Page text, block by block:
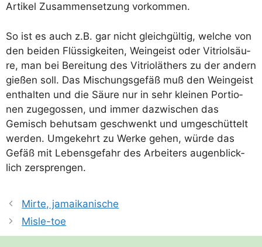
Arti­kel Zusam­men­set­zung vorkommen.
So ist es auch z.B. gar nicht gleich­gül­tig, wel­che von
den bei­den Flüs­sig­kei­ten, Wein­geist oder Vitri­ol­säu­
re, man bei Berei­tung des Vitriol­äthers zu der andern
gie­ßen soll. Das Mischungs­ge­fäß muß den Wein­geist
ent­hal­ten und die Säu­re nur in sehr klei­nen Por­tio­
nen zuge­gos­sen, und immer dazwi­schen das
Gemisch behut­sam geschwenkt und umge­schüt­telt
wer­den. Umge­kehrt zu Wer­ke gehen, wür­de das
Gefäß mit Lebens­ge­fahr des Arbei­ters augen­blick­
lich zersprengen.
Mirte, jamaikanische
Misle-toe